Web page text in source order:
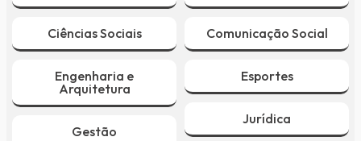
Ciências Sociais
Engenharia e
Arquitetura
Gestão
Comunicação Social
Esportes
Jurídica